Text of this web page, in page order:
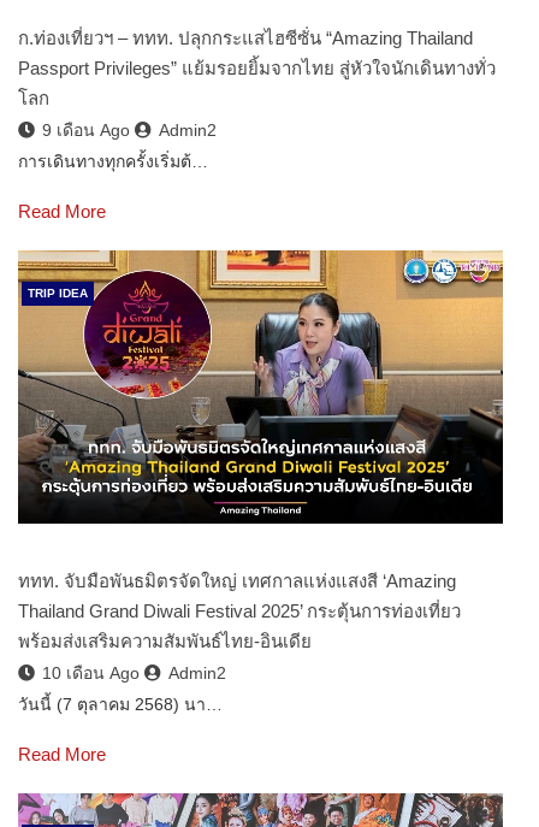
ก.ท่องเที่ยวฯ – ททท. ปลุกกระแสไฮซีซั่น “Amazing Thailand
Passport Privileges” แย้มรอยยิ้มจากไทย สู่หัวใจนักเดินทางทั่ว
โลก
9 เดือน Ago
Admin2
การเดินทางทุกครั้งเริ่มต้…
Read More
TRIP IDEA
ททท. จับมือพันธมิตรจัดใหญ่ เทศกาลแห่งแสงสี ‘Amazing
Thailand Grand Diwali Festival 2025’ กระตุ้นการท่องเที่ยว
พร้อมส่งเสริมความสัมพันธ์ไทย-อินเดีย
10 เดือน Ago
Admin2
วันนี้ (7 ตุลาคม 2568) นา…
Read More